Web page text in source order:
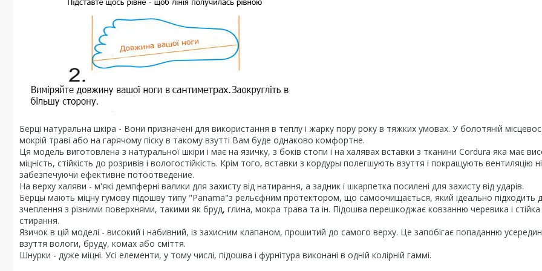
Берці натуральна шкіра - Вони призначені для використання в теплу і жарку пору року в тяжких умовах. У болотяній
мокрій траві або на гарячому піску в такому взутті Вам буде однаково комфортне.
Ця модель виготовлена з натуральної шкіри і має на язичку, з боків стопи і на халявах вставки з тканини Cordura яка має
міцність, стійкість до розривів і вологостійкість. Крім того, вставки з кордуры полегшують взуття і покращують вентиляцію
забезпечуючи ефективне потоотведение.
На верху халяви - м'які демпферні валики для захисту від натирання, а задник і шкарпетка посилені для захисту від ударів.
Берцы мають міцну гумову підошву типу "Panama"з рельєфним протектором, що самоочищається, який ідеально підходить
зчеплення з різними поверхнями, такими як бруд, глина, мокра трава та ін. Підошва перешкоджає ковзанню черевика і
стирання.
Язичок в цій моделі - високий і набивний, із захисним клапаном, прошитий до самого верху. Це запобігає попаданню
взуття вологи, бруду, комах або сміття.
Шнурки - дуже міцні. Усі елементи, у тому числі, підошва і фурнітура виконані в одній колірній гаммі.